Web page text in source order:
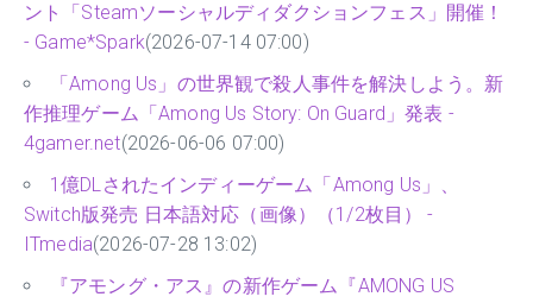
ント「Steamソーシャルディダクションフェス」開催！
- Game*Spark(2026-07-14 07:00)
「Among Us」の世界観で殺人事件を解決しよう。新
作推理ゲーム「Among Us Story: On Guard」発表 -
4gamer.net(2026-06-06 07:00)
1億DLされたインディーゲーム「Among Us」、
Switch版発売 日本語対応（画像）（1/2枚目） -
ITmedia(2026-07-28 13:02)
『アモング・アス』の新作ゲーム『AMONG US